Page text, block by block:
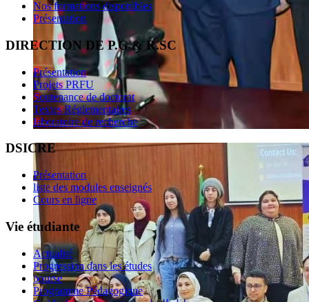
Nos formations disponibles
Présentation
DIRECTION DE P.G & R.SC
Présentation
Projets PRFU
Soutenance de doctorat
Textes Réglementaires
laboratoire de recherche
DSICRE
Présentation
liste des modules enseignés
Cours en ligne
Vie étudiante
Actualité
Progression dans les études
bourse
Programme Pédagogique